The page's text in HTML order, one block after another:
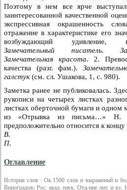
Поэтому в нем все ярче
заинтересованной качественной
экспрессивная окрашенность
отражение в характеристике его
возбуждающий удивление,
Замечательный писатель.
Замечательная красота. 2.
качества (разг. фам.).
галстук (см. сл. Ушакова, 1, с. 980).
Заметка ранее не публиковалась.
рукописи на четырех листках
листках оберточной бумаги и одном
из «Отрывка из письма…»
предположительно относится к
В.
П.
Оглавление
История слов : Ок.1500 слов и выражений и
Виноградов; Рос. акад. наук. Отд-ние лит. и яз.